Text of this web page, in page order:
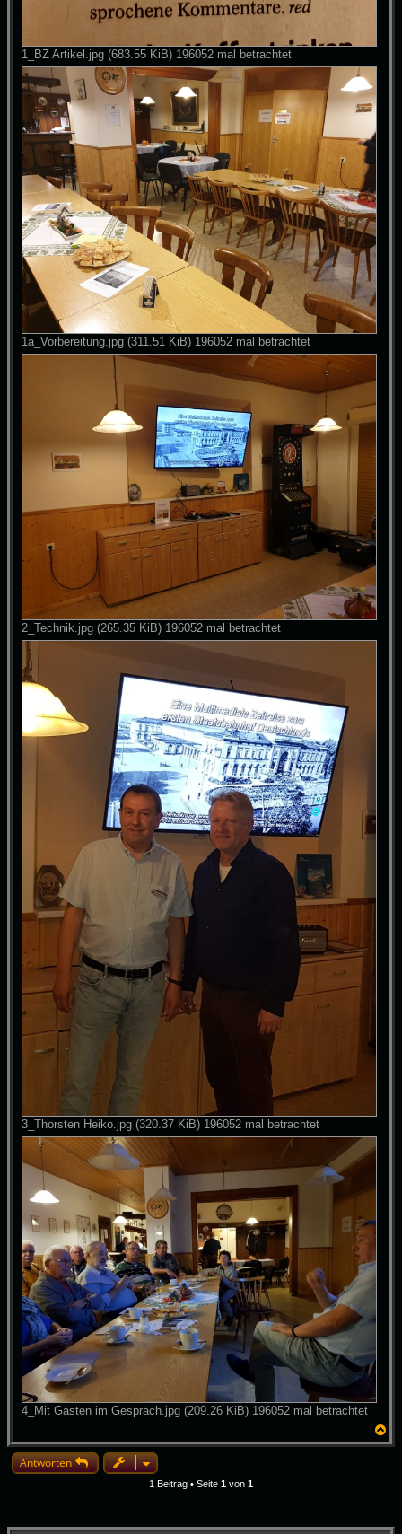
1_BZ Artikel.jpg (683.55 KiB) 196052 mal betrachtet
1a_Vorbereitung.jpg (311.51 KiB) 196052 mal betrachtet
2_Technik.jpg (265.35 KiB) 196052 mal betrachtet
3_Thorsten Heiko.jpg (320.37 KiB) 196052 mal betrachtet
4_Mit Gästen im Gespräch.jpg (209.26 KiB) 196052 mal betrachtet
a
Antworten
1 Beitrag • Seite 1 von 1